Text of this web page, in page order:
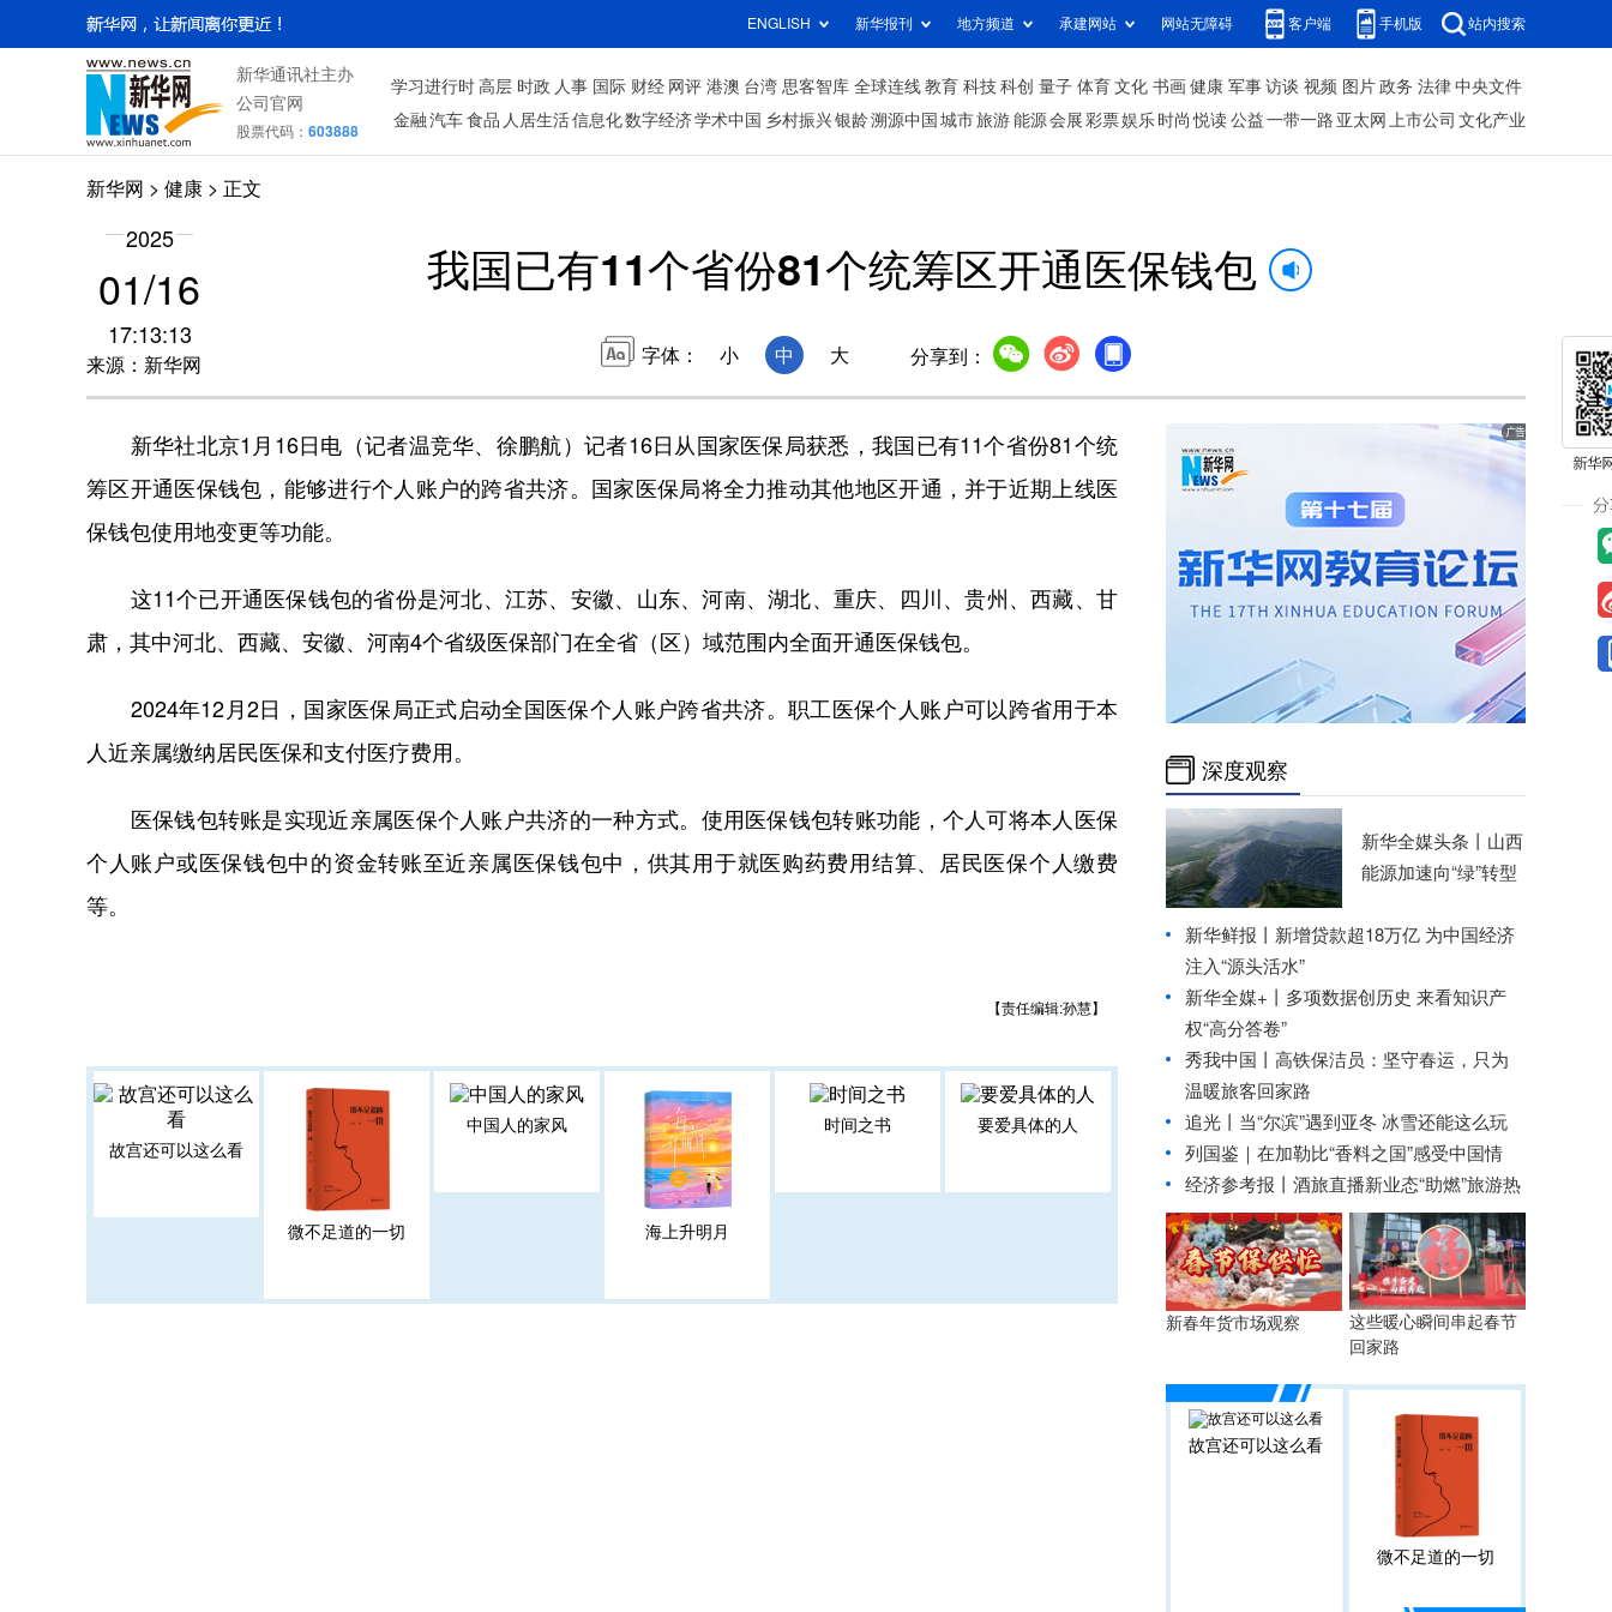
ENGLISH 新华报刊 地方频道 承建网站 网站无障碍 客户端 手机版 站内搜索
新华通讯社主办
公司官网
股票代码： 603888
学习进行时 高层 时政 人事 国际 财经 网评 港澳 台湾 思客智库 全球连线 教育 科技 科创 量子 体育 文化 书画 健康 军事 访谈 视频 图片 政务 法律 中央文件
金融 汽车 食品 人居生活信息化数字经济学术中国 乡村振兴银龄溯源中国 城市旅游 能源 会展 彩票娱乐 时尚 悦读 公益 一带一路 亚太网 上市公司 文化产业
新华网 > 健康 > 正文
2025
01/16
17:13:13
来源：新华网
我国已有11个省份81个统筹区开通医保钱包
字体： 小 中 大 分享到：
新华社北京1月16日电（记者温竞华、徐鹏航）记者16日从国家医保局获悉，我国已有11个省份81个统
筹区开通医保钱包，能够进行个人账户的跨省共济。国家医保局将全力推动其他地区开通，并于近期上线医
保钱包使用地变更等功能。
这11个已开通医保钱包的省份是河北、江苏、安徽、山东、河南、湖北、重庆、四川、贵州、西藏、甘
肃，其中河北、西藏、安徽、河南4个省级医保部门在全省（区）域范围内全面开通医保钱包。
2024年12月2日，国家医保局正式启动全国医保个人账户跨省共济。职工医保个人账户可以跨省用于本
人近亲属缴纳居民医保和支付医疗费用。
医保钱包转账是实现近亲属医保个人账户共济的一种方式。使用医保钱包转账功能，个人可将本人医保
个人账户或医保钱包中的资金转账至近亲属医保钱包中，供其用于就医购药费用结算、居民医保个人缴费
等。
【责任编辑:孙慧】
故宫还可以这么看
微不足道的一切
中国人的家风
海上升明月
时间之书 要爱具体的人
深度观察
新华全媒头条丨 山西
能源加速向“绿”转型
新华鲜报丨新增贷款超18万亿 为中国经济
注入“源头活水”
新华全媒+丨 多项数据创历史 来看知识产
权“高分答卷”
秀我中国丨 高铁保洁员：坚守春运，只为
温暖旅客回家路
追光丨 当“尔滨”遇到亚冬 冰雪还能这么玩
列国鉴｜在加勒比“香料之国”感受中国情
经济参考报丨 酒旅直播新业态“助燃”旅游热
新春年货市场观察
这些暖心瞬间串起春节
回家路
故宫还可以这么看
微不足道的一切